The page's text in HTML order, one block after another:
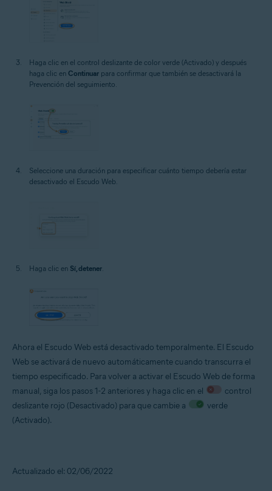
Haga clic en el control deslizante de color verde (Activado) y después
haga clic en Continuar para confirmar que también se desactivará la
Prevención del seguimiento.
Seleccione una duración para especificar cuánto tiempo debería estar
desactivado el Escudo Web.
Haga clic en Sí, detener
Ahora el Escudo Web está desactivado temporalmente. El Escudo
Web se activará de nuevo automáticamente cuando transcurra el
tiempo especificado. Para volver a activar el Escudo Web de forma
manual, siga los pasos 1-2 anteriores y haga clic en el
control
deslizante rojo (Desactivado) para que cambie a
verde
(Activado).
Actualizado el: 02/06/2022